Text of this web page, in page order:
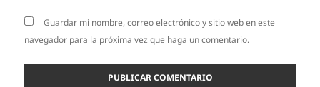
Guardar mi nombre, correo electrónico y sitio web en este
navegador para la próxima vez que haga un comentario.